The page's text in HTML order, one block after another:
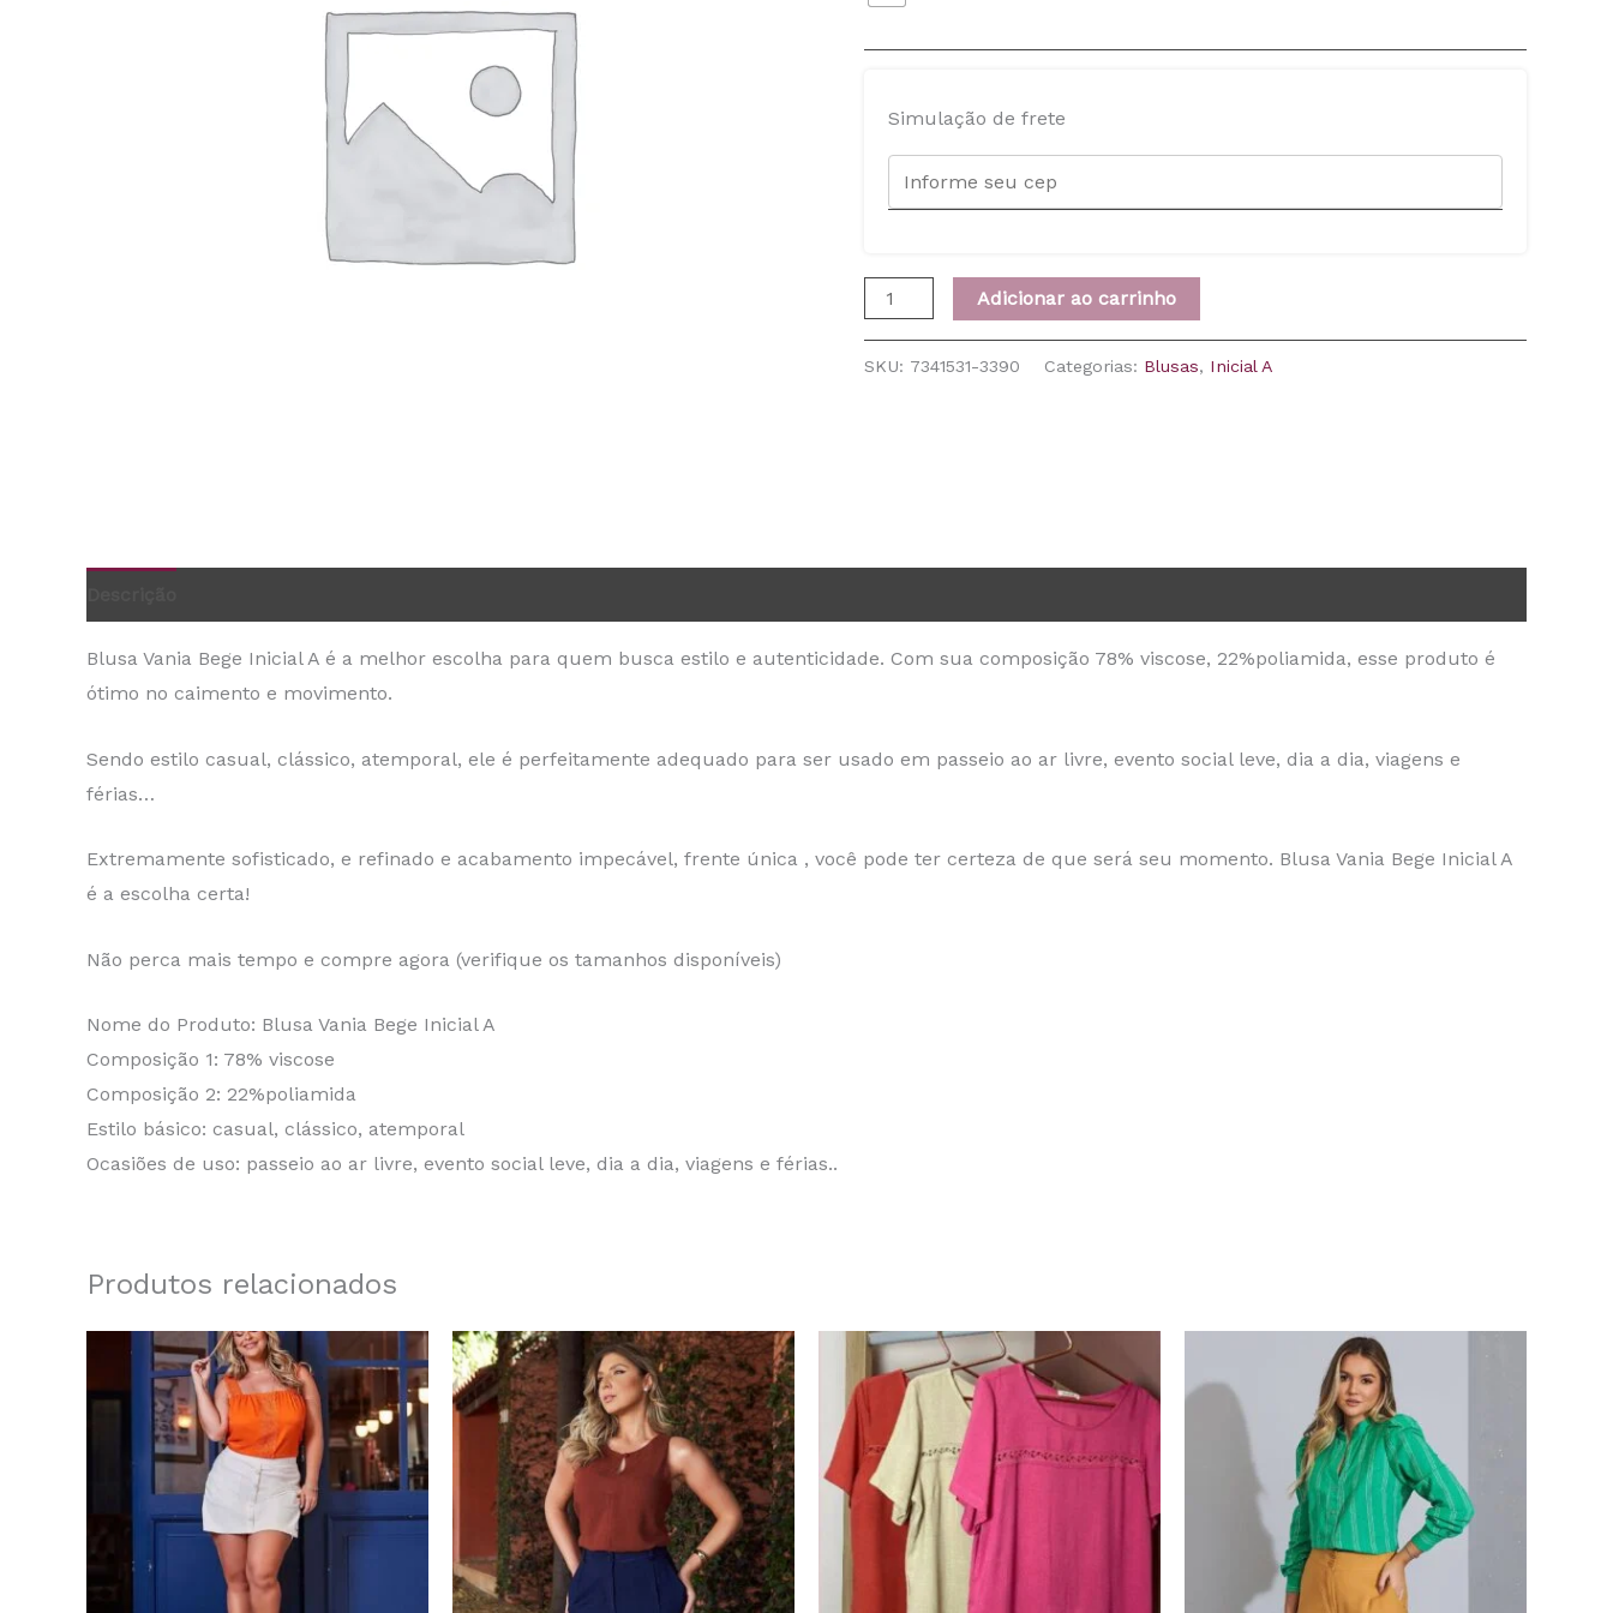
Simulação de frete
Adicionar ao carrinho
SKU: 7341531-3390 Categorias: Blusas, Inicial A
Blusa Vania Bege Inicial A é a melhor escolha para quem busca estilo e autenticidade. Com sua composição 78% viscose, 22%poliamida, esse produto é
ótimo no caimento e movimento.
Sendo estilo casual, clássico, atemporal, ele é perfeitamente adequado para ser usado em passeio ao ar livre, evento social leve, dia a dia, viagens e
férias…
Extremamente sofisticado, e refinado e acabamento impecável, frente única , você pode ter certeza de que será seu momento. Blusa Vania Bege Inicial A
é a escolha certa!
Não perca mais tempo e compre agora (verifique os tamanhos disponíveis)
Nome do Produto: Blusa Vania Bege Inicial A
Composição 1: 78% viscose
Composição 2: 22%poliamida
Estilo básico: casual, clássico, atemporal
Ocasiões de uso: passeio ao ar livre, evento social leve, dia a dia, viagens e férias..
Produtos relacionados